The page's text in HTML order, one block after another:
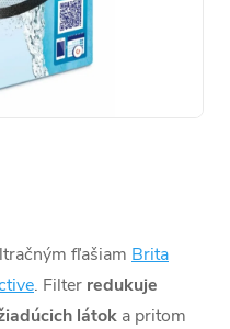
fľašiam Brita
. Filter redukuje
látok a pritom